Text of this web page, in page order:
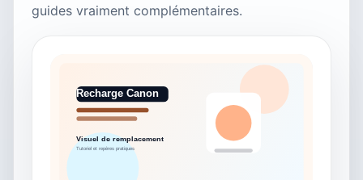
guides vraiment complémentaires.